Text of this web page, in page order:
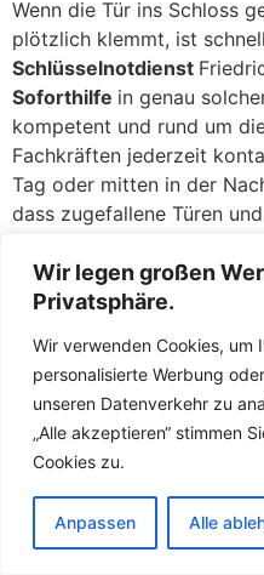
Wir legen großen
Privatsphäre.
Wir verwenden Cookies, um
personalisierte Werbung
unseren Datenverkehr zu
„Alle akzeptieren“ stimmen
Cookies zu.
Anpassen Alle
Wenn die Tür ins Schloss
plötzlich klemmt, ist
Schlüsselnotdienst
Soforthilfe in genau
kompetent und rund um
Fachkräften jederzeit
Tag oder mitten in der
dass zugefallene Türen
nicht lange warten. In der
innerhalb kürzester Zeit
Zugefallene Türen: Eine
Tür fällt ins Schloss,
drinnen liegt – ein
kann. Keine Panik: Dere
zugefalleneTürenin
und haben hierfür
es den Fachkräften, die